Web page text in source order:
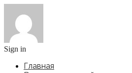
Sign in
Главная